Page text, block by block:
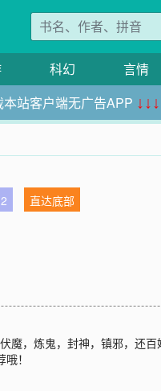
科幻 言情
站客户端无广告APP ↓↓↓
直达底部
，炼鬼，封神，镇邪，还百
！